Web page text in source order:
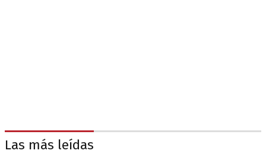
Las más leídas